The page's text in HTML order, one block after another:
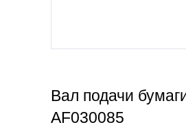
Вал подачи
AF030085